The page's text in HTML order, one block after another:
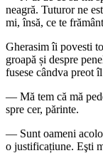
neagră. Tuturor ne
mi, însă, ce te
Gherasim îi povesti
groapă și despre
fusese cândva preot
— Mă tem că mă
spre cer, părinte.
— Sunt oameni acolo
o justificațiune. Eşti